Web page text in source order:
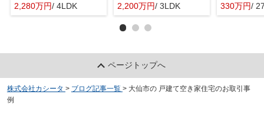
2,280万円/ 4LDK
2,200万円/ 3LDK 330万円/
ページトップへ
株式会社カシータ > ブログ記事一覧 > 大仙市の 戸建て空き家住宅のお取引事
例